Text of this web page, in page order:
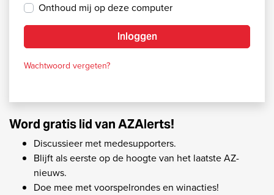
Onthoud mij op deze computer
Inloggen
Wachtwoord vergeten?
Word gratis lid van AZAlerts!
Discussieer met medesupporters.
Blijft als eerste op de hoogte van het laatste AZ-
nieuws.
Doe mee met voorspelrondes en winacties!